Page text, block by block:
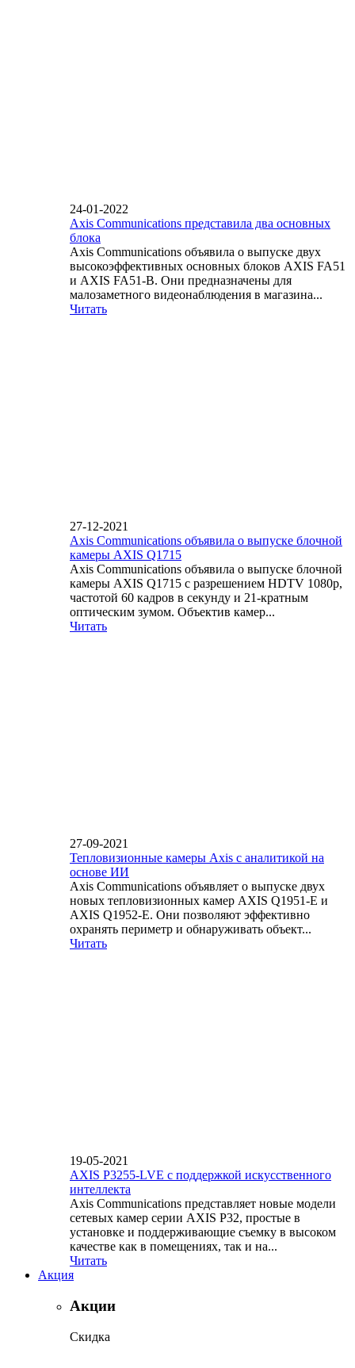
24-01-2022
Axis Communications представила два основных
блока
Axis Communications объявила о выпуске двух
высокоэффективных основных блоков AXIS FA51
и AXIS FA51-B. Они предназначены для
малозаметного видеонаблюдения в магазина...
Читать
27-12-2021
Axis Communications объявила о выпуске блочной
камеры AXIS Q1715
Axis Communications объявила о выпуске блочной
камеры AXIS Q1715 с разрешением HDTV 1080p,
частотой 60 кадров в секунду и 21-кратным
оптическим зумом. Объектив камер...
Читать
27-09-2021
Тепловизионные камеры Axis с аналитикой на
основе ИИ
Axis Communications объявляет о выпуске двух
новых тепловизионных камер AXIS Q1951-E и
AXIS Q1952-E. Они позволяют эффективно
охранять периметр и обнаруживать объект...
Читать
19-05-2021
AXIS P3255-LVE с поддержкой искусственного
интеллекта
Axis Communications представляет новые модели
сетевых камер серии AXIS P32, простые в
установке и поддерживающие съемку в высоком
качестве как в помещениях, так и на...
Читать
Акция
Акции
Скидка